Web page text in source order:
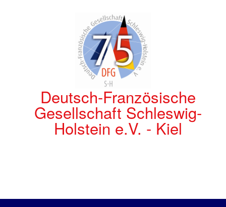
Deutsch-Französische
Gesellschaft Schleswig-
Holstein e.V. - Kiel